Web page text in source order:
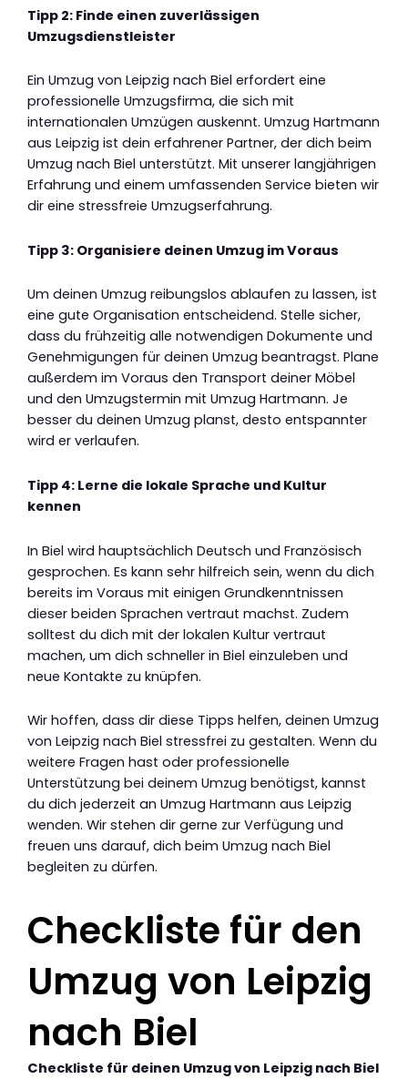
Tipp 2: Finde einen zuverlässigen
Umzugsdienstleister
Ein Umzug von Leipzig nach Biel erfordert eine
professionelle Umzugsfirma, die sich mit
internationalen Umzügen auskennt. Umzug Hartmann
aus Leipzig ist dein erfahrener Partner, der dich beim
Umzug nach Biel unterstützt. Mit unserer langjährigen
Erfahrung und einem umfassenden Service bieten wir
dir eine stressfreie Umzugserfahrung.
Tipp 3: Organisiere deinen Umzug im Voraus
Um deinen Umzug reibungslos ablaufen zu lassen, ist
eine gute Organisation entscheidend. Stelle sicher,
dass du frühzeitig alle notwendigen Dokumente und
Genehmigungen für deinen Umzug beantragst. Plane
außerdem im Voraus den Transport deiner Möbel
und den Umzugstermin mit Umzug Hartmann. Je
besser du deinen Umzug planst, desto entspannter
wird er verlaufen.
Tipp 4: Lerne die lokale Sprache und Kultur
kennen
In Biel wird hauptsächlich Deutsch und Französisch
gesprochen. Es kann sehr hilfreich sein, wenn du dich
bereits im Voraus mit einigen Grundkenntnissen
dieser beiden Sprachen vertraut machst. Zudem
solltest du dich mit der lokalen Kultur vertraut
machen, um dich schneller in Biel einzuleben und
neue Kontakte zu knüpfen.
Wir hoffen, dass dir diese Tipps helfen, deinen Umzug
von Leipzig nach Biel stressfrei zu gestalten. Wenn du
weitere Fragen hast oder professionelle
Unterstützung bei deinem Umzug benötigst, kannst
du dich jederzeit an Umzug Hartmann aus Leipzig
wenden. Wir stehen dir gerne zur Verfügung und
freuen uns darauf, dich beim Umzug nach Biel
begleiten zu dürfen.
Checkliste für den
Umzug von Leipzig
nach Biel
Checkliste für deinen Umzug von Leipzig nach Biel